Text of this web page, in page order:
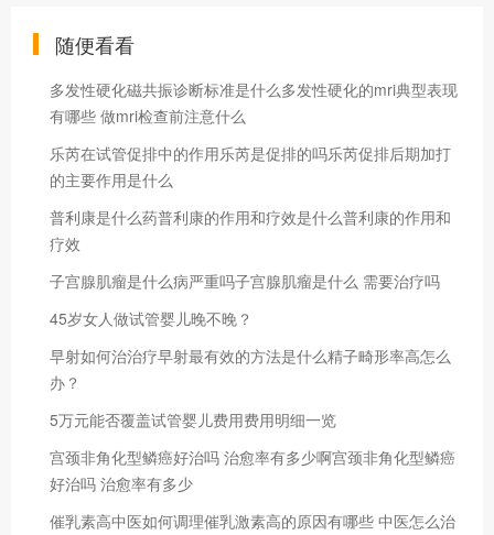
随便看看
多发性硬化磁共振诊断标准是什么多发性硬化的mri典型表现
有哪些 做mri检查前注意什么
乐芮在试管促排中的作用乐芮是促排的吗乐芮促排后期加打
的主要作用是什么
普利康是什么药普利康的作用和疗效是什么普利康的作用和
疗效
子宫腺肌瘤是什么病严重吗子宫腺肌瘤是什么 需要治疗吗
45岁女人做试管婴儿晚不晚？
早射如何治治疗早射最有效的方法是什么精子畸形率高怎么
办？
5万元能否覆盖试管婴儿费用费用明细一览
宫颈非角化型鳞癌好治吗 治愈率有多少啊宫颈非角化型鳞癌
好治吗 治愈率有多少
催乳素高中医如何调理催乳激素高的原因有哪些 中医怎么治